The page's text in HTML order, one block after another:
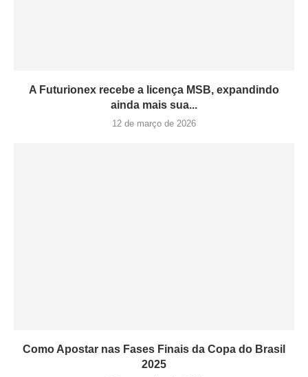
A Futurionex recebe a licença MSB, expandindo
ainda mais sua...
12 de março de 2026
Como Apostar nas Fases Finais da Copa do Brasil
2025